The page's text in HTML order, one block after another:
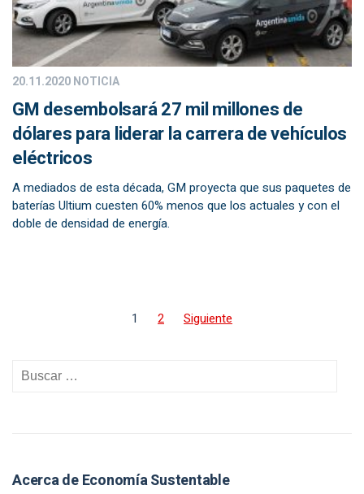
20.11.2020NOTICIA
GM desembolsará 27 mil millones de
dólares para liderar la carrera de vehículos
eléctricos
A mediados de esta década, GM proyecta que sus paquetes de
baterías Ultium cuesten 60% menos que los actuales y con el
doble de densidad de energía.
1 2 Siguiente
Acerca de Economía Sustentable